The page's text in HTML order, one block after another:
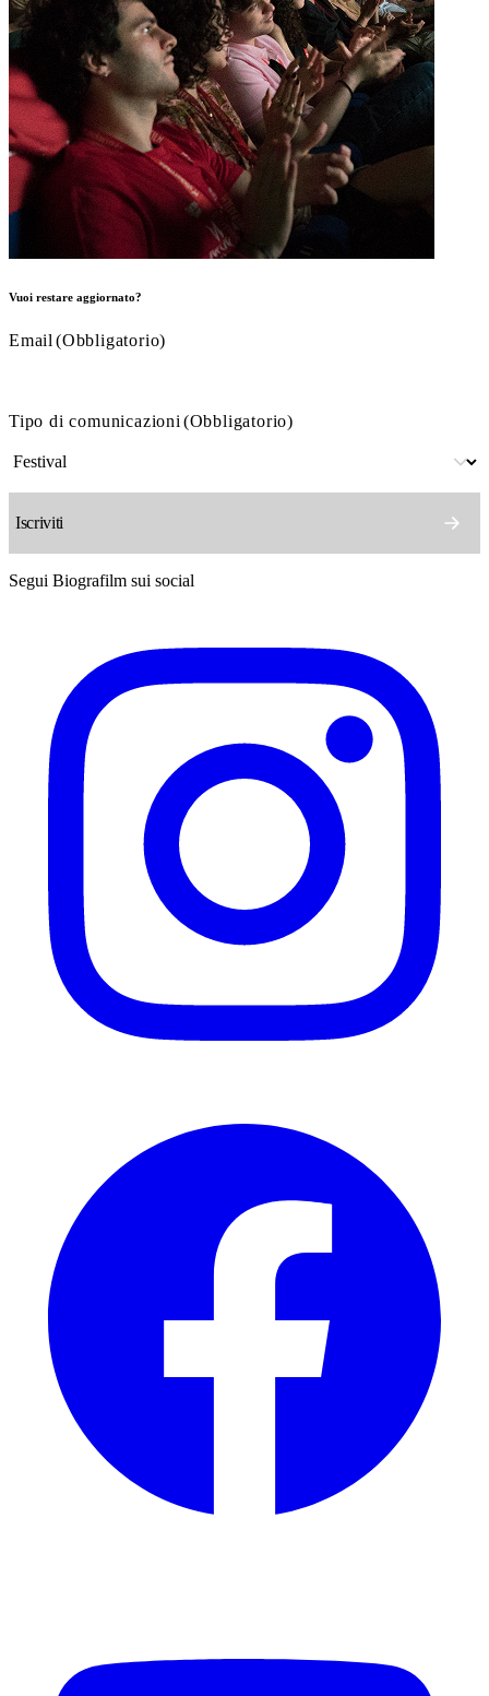
Vuoi restare aggiornato?
Email (Obbligatorio)
Tipo di comunicazioni (Obbligatorio)
Segui Biografilm sui social